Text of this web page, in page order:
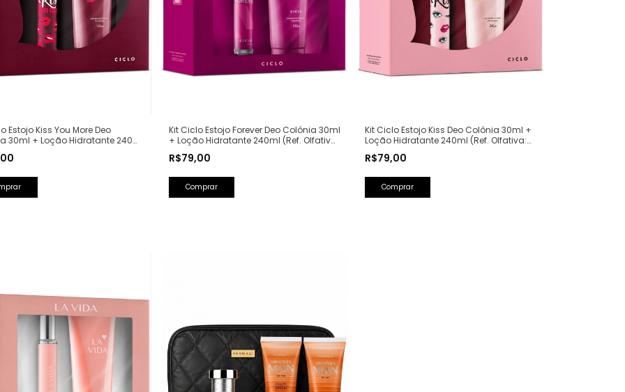
Estojo Kiss You More Deo
30ml + Loção Hidratante 240ml
Kit Ciclo Estojo Forever Deo Colônia 30ml
+ Loção Hidratante 240ml (Ref. Olfativa:
R$79,00
Kit Ciclo Estojo Kiss Deo Colônia 30ml +
Loção Hidratante 240ml (Ref. Olfativa:
R$79,00